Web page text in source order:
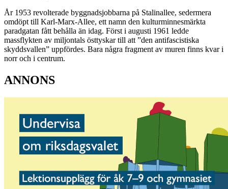
År 1953 revolterade byggnadsjobbarna på Stalinallee, sedermera
omdöpt till Karl-Marx-Allee, ett namn den kulturminnesmärkta
paradgatan fått behålla än idag. Först i augusti 1961 ledde
massflykten av miljontals östtyskar till att ”den antifascistiska
skyddsvallen” uppfördes. Bara några fragment av muren finns kvar i
norr och i centrum.
ANNONS